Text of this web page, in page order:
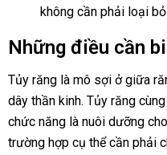
không cần phải loại
Những điều cần
Tủy răng là mô sợi ở giữa
dây thần kinh. Tủy răng
chức năng là nuôi dưỡng
trường hợp cụ thể cần phải